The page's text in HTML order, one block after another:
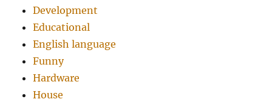
Development
Educational
English language
Funny
Hardware
House